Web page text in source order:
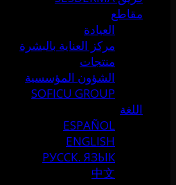
مقاطع
العيادة
مركز العناية بالبشرة
منتجات
الشؤون المؤسسية
SOFICU GROUP
اللغة
ESPAÑOL
ENGLISH
РУССК. ЯЗЫК
中文